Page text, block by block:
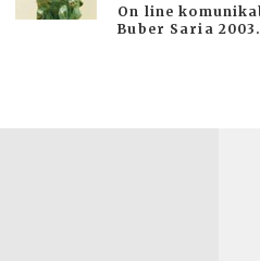
On line
Buber Saria